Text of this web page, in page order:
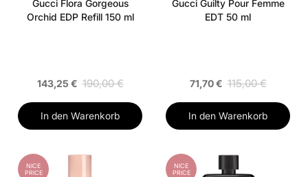
Gucci Flora Gorgeous
Orchid EDP Refill 150 ml
143,25 € 190,00 €
In den Warenkorb
Gucci Guilty Pour Femme
EDT 50 ml
71,70 € 115,00 €
In den Warenkorb
NICE
PRICE
NICE
PRICE